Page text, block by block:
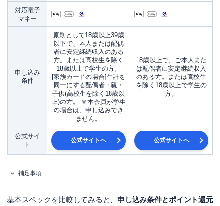
対応電子
マネー
申し込み
条件
原則として18歳以上39歳
以下で、本人または配偶
者に安定継続収入のある
方。または高校生を除く
18歳以上で学生の方。
[家族カードの場合]生計を
同一にする配偶者・親・
子供(高校生を除く18歳以
上)の方。 ※本会員が学生
の場合は、申し込みでき
ません。
18歳以上で、ご本人また
は配偶者に安定継続収入
のある方。または高校生
を除く18歳以上で学生の
方。
公式サイ
ト
公式サイトへ 公式サイトへ
補足事項
基本スペックを比較してみると、 申し込み条件とポイント還元